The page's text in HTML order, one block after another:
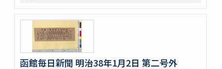
函館毎日新聞 明治38年1月2日 第二号外